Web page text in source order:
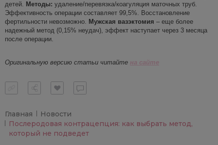
детей. Методы: удаление/перевязка/коагуляция маточных труб.
Эффективность операции составляет 99,5%. Восстановление
фертильности невозможно. Мужская вазэктомия – еще более
надежный метод (0,15% неудач), эффект наступает через 3 месяца
после операции.
Оригинальную версию статьи читайте на сайте
Главная
Новости
Послеродовая контрацепция: как выбрать метод,
который не подведет